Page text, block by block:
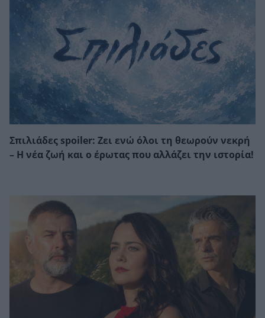
Σπιλιάδες spoiler: Ζει ενώ όλοι τη θεωρούν νεκρή
– Η νέα ζωή και ο έρωτας που αλλάζει την ιστορία!